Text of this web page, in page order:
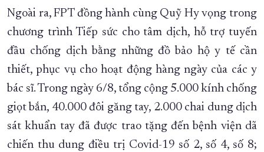
Ngoài ra, FPT đồng hành cùng Quỹ Hy vọng trong
chương trình Tiếp sức cho tâm dịch, hỗ trợ tuyến
đầu chống dịch bằng những đồ bảo hộ y tế cần
thiết, phục vụ cho hoạt động hàng ngày của các y
bác sĩ. Trong ngày 6/8, tổng cộng 5.000 kính chống
giọt bắn, 40.000 đôi găng tay, 2.000 chai dung dịch
sát khuẩn tay đã được trao tặng đến bệnh viện dã
chiến thu dung điều trị Covid-19 số 2, số 4, số 8;